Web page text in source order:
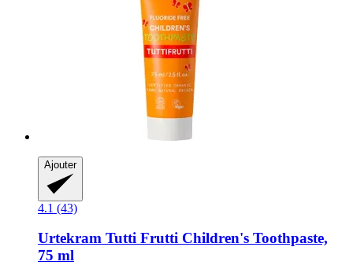
Ajouter
4.1 (43)
Urtekram Tutti Frutti Children's Toothpaste,
75 ml